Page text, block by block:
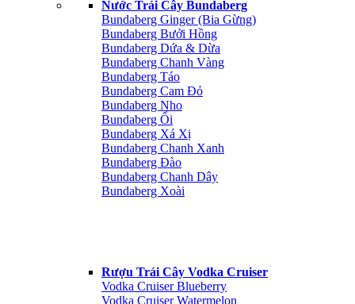
Nước Trái Cây Bundaberg
Bundaberg Ginger (Bia Gừng)
Bundaberg Bưởi Hồng
Bundaberg Dứa & Dừa
Bundaberg Chanh Vàng
Bundaberg Táo
Bundaberg Cam Đỏ
Bundaberg Nho
Bundaberg Ổi
Bundaberg Xá Xị
Bundaberg Chanh Xanh
Bundaberg Đào
Bundaberg Chanh Dây
Bundaberg Xoài
Rượu Trái Cây Vodka Cruiser
Vodka Cruiser Blueberry
Vodka Cruiser Watermelon